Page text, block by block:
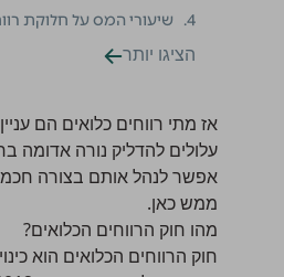
4.
שיעורי המס על חלוקת
הציגו יותר
אז מתי רווחים כלואים הם
עלולים להדליק נורה אדומה
אפשר לנהל אותם בצורה
ממש כאן.
מהו חוק הרווחים הכלואים?
חוק הרווחים הכלואים הוא